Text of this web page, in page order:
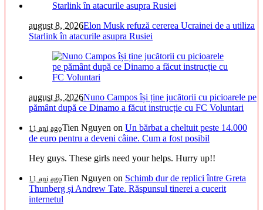
august 8, 2026Elon Musk refuză cererea Ucrainei de a utiliza
Starlink în atacurile asupra Rusiei
august 8, 2026Nuno Campos își ține jucătorii cu picioarele pe
pământ după ce Dinamo a făcut instrucție cu FC Voluntari
11 ani agoTien Nguyen on Un bărbat a cheltuit peste 14.000
de euro pentru a deveni câine. Cum a fost posibil
Hey guys. These girls need your helps. Hurry up!!
11 ani agoTien Nguyen on Schimb dur de replici între Greta
Thunberg și Andrew Tate. Răspunsul tinerei a cucerit
internetul